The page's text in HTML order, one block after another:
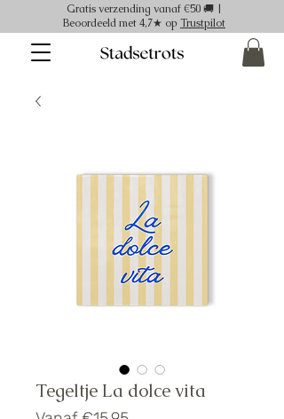
Gratis verzending vanaf €50 🚚 |
Beoordeeld met 4,7★ op Trustpilot
Tegeltje La dolce vita